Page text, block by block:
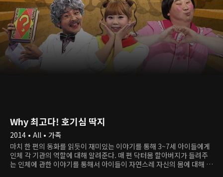
Why 최고다! 호기심 딱지
2014 • All • 가족
마치 한 편의 동화를 읽듯이 재미있는 이야기를 통해 3~7세 아이들에게
인체 각 기관의 역할에 대해 알려준다. 매 편 닥터몸 할아버지가 들려주
는 인체에 관한 이야기를 통해서 아이들이 자연스레 자신의 몸에 대해 관